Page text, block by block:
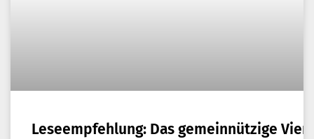
Lese­emp­feh­lung: Das gemein­nüt­zi­ge Vier­